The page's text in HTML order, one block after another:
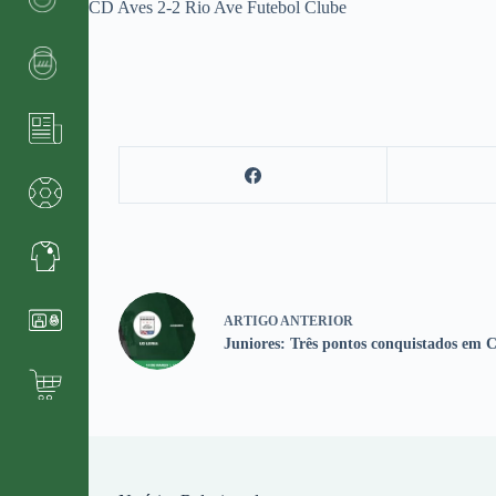
CD Aves 2-2 Rio Ave Futebol Clube
ARTIGO ANTERIOR
Juniores: Três pontos conquistados em